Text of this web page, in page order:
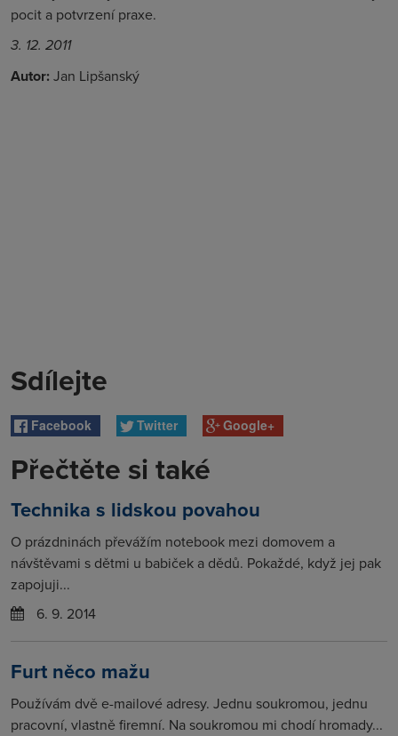
pocit a potvrzení praxe.
3. 12. 2011
Autor: Jan Lipšanský
Sdílejte
Facebook Twitter Google+
Přečtěte si také
Technika s lidskou povahou
O prázdninách převážím notebook mezi domovem a
návštěvami s dětmi u babiček a dědů. Pokaždé, když jej pak
zapojuji...
6. 9. 2014
Furt něco mažu
Používám dvě e-mailové adresy. Jednu soukromou, jednu
pracovní, vlastně firemní. Na soukromou mi chodí hromady...